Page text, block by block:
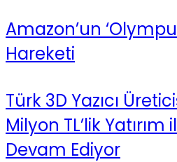
Amazon’un
Hareketi
Türk 3D Yazıcı
Milyon TL’lik
Devam Ediyor